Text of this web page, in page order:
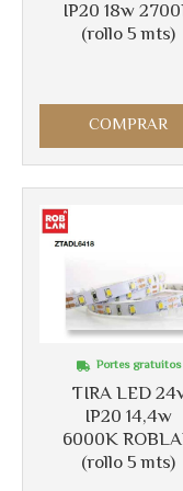
IP20 18w
(rollo 5 mts)
COMPRAR
TIRA LED
IP20 14,4w
6000K
(rollo 5 mts)
Portes gratuitos